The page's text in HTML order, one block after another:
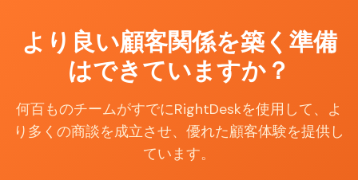
より良い顧客関係を築く準備
はできていますか？
何百ものチームがすでにRightDeskを使用して、よ
り多くの商談を成立させ、優れた顧客体験を提供し
ています。